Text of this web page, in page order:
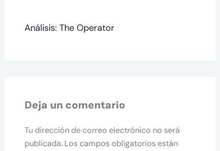
Análisis: The Operator
Deja un comentario
Tu dirección de correo electrónico no será
publicada. Los campos obligatorios están